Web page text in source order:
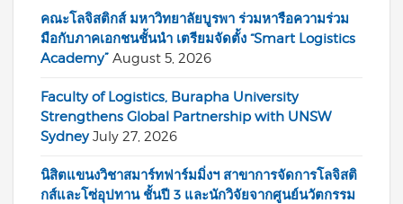
คณะโลจิสติกส์ มหาวิทยาลัยบูรพา ร่วมหารือความร่วม
มือกับภาคเอกชนชั้นนำ เตรียมจัดตั้ง “Smart Logistics
Academy” August 5, 2026
Faculty of Logistics, Burapha University
Strengthens Global Partnership with UNSW
Sydney July 27, 2026
นิสิตแขนงวิชาสมาร์ทฟาร์มมิ่งฯ สาขาการจัดการโลจิสติ
กส์และโซ่อุปทาน ชั้นปี 3 และนักวิจัยจากศูนย์นวัตกรรม